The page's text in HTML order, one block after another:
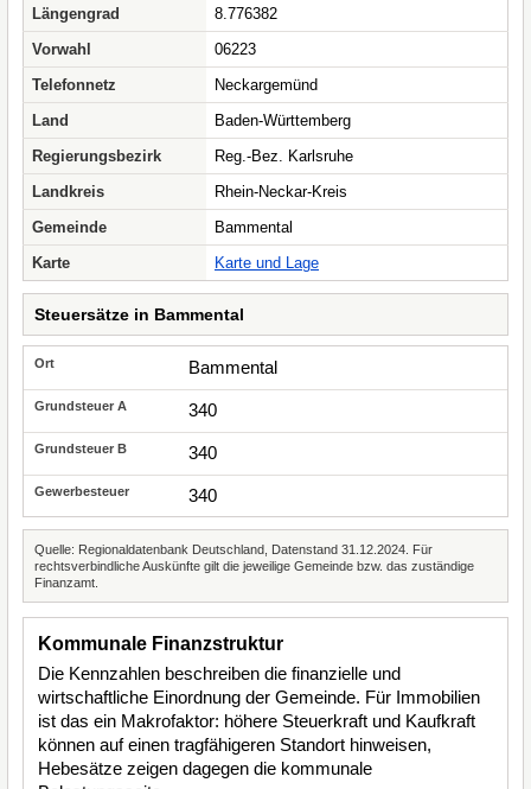
Längengrad
8.776382
Vorwahl
06223
Telefonnetz
Neckargemünd
Land
Baden-Württemberg
Regierungsbezirk
Reg.-Bez. Karlsruhe
Landkreis
Rhein-Neckar-Kreis
Gemeinde
Bammental
Karte
Karte und Lage
Steuersätze in Bammental
Bammental
340
340
340
Quelle: Regionaldatenbank Deutschland, Datenstand 31.12.2024. Für
rechtsverbindliche Auskünfte gilt die jeweilige Gemeinde bzw. das zuständige
Finanzamt.
Kommunale Finanzstruktur
Die Kennzahlen beschreiben die finanzielle und
wirtschaftliche Einordnung der Gemeinde. Für Immobilien
ist das ein Makrofaktor: höhere Steuerkraft und Kaufkraft
können auf einen tragfähigeren Standort hinweisen,
Hebesätze zeigen dagegen die kommunale